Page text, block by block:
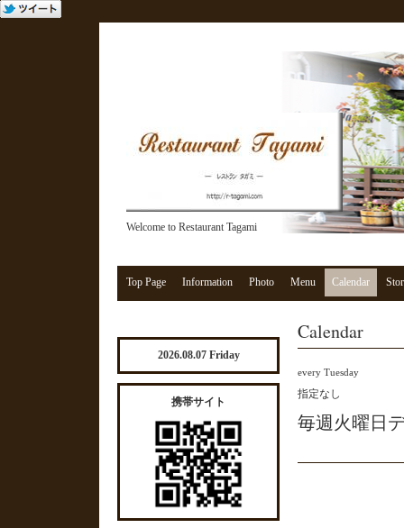
Welcome to Restaurant Tagami
Top Page Information Photo Menu Calendar
Calendar
every Tuesday
指定なし
毎週火曜日
2026.08.07 Friday
携帯サイト